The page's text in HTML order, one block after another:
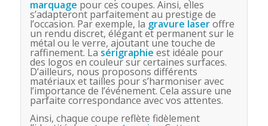
marquage pour ces coupes. Ainsi, elles
s’adapteront parfaitement au prestige de
l’occasion. Par exemple, la gravure laseroffre
un rendu discret, élégant et permanent sur le
métal ou le verre, ajoutant une touche de
raffinement. La sérigraphie est idéale pour
des logos en couleur sur certaines surfaces.
D’ailleurs, nous proposons différents
matériaux et tailles pour s’harmoniser avec
l’importance de l’événement. Cela assure une
parfaite correspondance avec vos attentes.
Ainsi, chaque coupe reflète fidèlement